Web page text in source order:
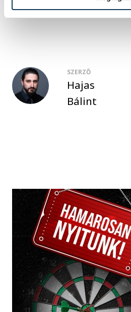
irányítószám
SZERZŐ
Hajas
Bálint